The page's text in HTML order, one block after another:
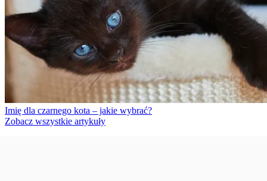
Imię dla czarnego kota – jakie wybrać?
Zobacz wszystkie artykuły